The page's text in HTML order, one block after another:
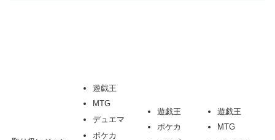
遊戯王
MTG
デュエマ
ポケカ
遊戯王
ポケカ
遊戯王
MTG